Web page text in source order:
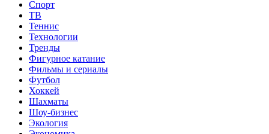
Спорт
ТВ
Теннис
Технологии
Тренды
Фигурное катание
Фильмы и сериалы
Футбол
Хоккей
Шахматы
Шоу-бизнес
Экология